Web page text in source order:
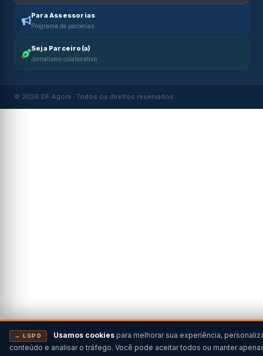
Para Assessorias
Programa de parcerias
Seja Parceiro(a)
Jornalismo colaborativo
© 2026 DF Agora · Todos os direitos reservados
→ LGPD Usamos cookies para melhorar sua experiência,
conteúdo e analisar o tráfego. Você pode aceitar todos ou manter